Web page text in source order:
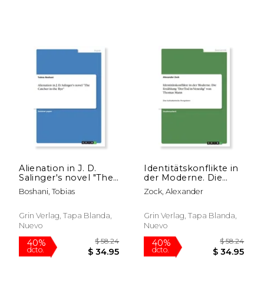
15% 15%
dcto.
Alienation in J. D.
Salinger's novel "The
Catcher in the Rye"
(en Inglés)
Boshani, Tobias
Grin Verlag, Tapa Blanda,
Nuevo
Identitätskonflikte in
der Moderne. Die
Erzählung "Der Tod in
Venedig" von Thomas
kulturkritische
Perspektive (en
Zock, Alexander
Grin Verlag, Tapa Blanda,
Nuevo